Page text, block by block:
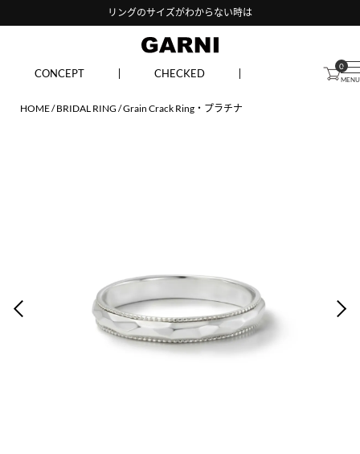
リングのサイズがわからない時は
CONCEPT CHECKED
0
HOME BRIDAL RING Grain Crack Ring・プラチナ
PREV